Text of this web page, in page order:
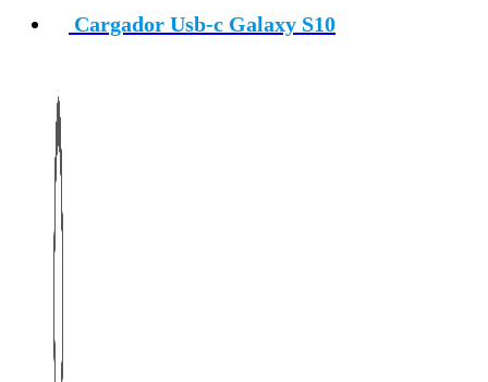
Cargador Usb-c Galaxy S10